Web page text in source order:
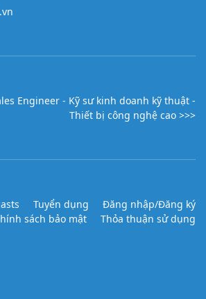
Engineer - Kỹ sư kinh doanh kỹ thuật -
Thiết bị công nghệ cao >>>
Tuyển dụng
Đăng nhập/Đăng ký
sách bảo mật
Thỏa thuận sử dụng